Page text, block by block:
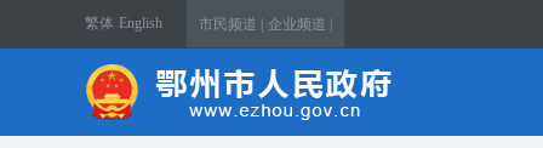
繁体 English 市民频道 | 企业频道 |